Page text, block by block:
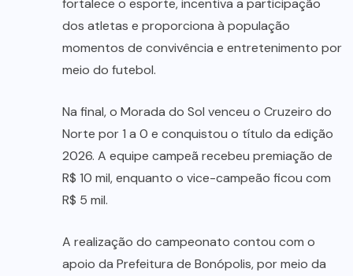
fortalece o esporte, incentiva a participação
dos atletas e proporciona à população
momentos de convivência e entretenimento por
meio do futebol.
Na final, o Morada do Sol venceu o Cruzeiro do
Norte por 1 a 0 e conquistou o título da edição
2026. A equipe campeã recebeu premiação de
R$ 10 mil, enquanto o vice-campeão ficou com
R$ 5 mil.
A realização do campeonato contou com o
apoio da Prefeitura de Bonópolis, por meio da